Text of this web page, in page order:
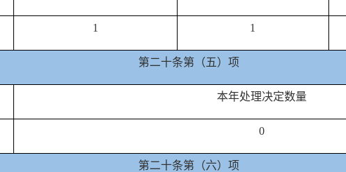
1 1
第二十条第（五）项
本年处理决定数量
0
第二十条第（六）项